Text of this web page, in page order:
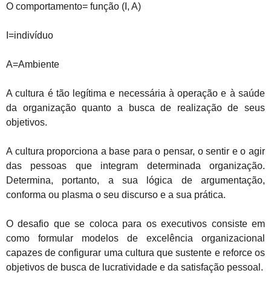
O comportamento= função (I, A)
I=indivíduo
A=Ambiente
A cultura é tão legítima e necessária à operação e à saúde
da organização quanto a busca de realização de seus
objetivos.
A cultura proporciona a base para o pensar, o sentir e o agir
das pessoas que integram determinada organização.
Determina, portanto, a sua lógica de argumentação,
conforma ou plasma o seu discurso e a sua prática.
O desafio que se coloca para os executivos consiste em
como formular modelos de excelência organizacional
capazes de configurar uma cultura que sustente e reforce os
objetivos de busca de lucratividade e da satisfação pessoal.